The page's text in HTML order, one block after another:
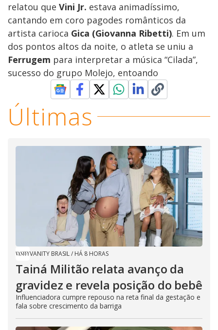
relatou que Vini Jr. estava animadíssimo,
cantando em coro pagodes românticos da
artista carioca Gica (Giovanna Ribetti). Em um
dos pontos altos da noite, o atleta se uniu a
Ferrugem para interpretar a música “Cilada”,
sucesso do grupo Molejo, entoando
Últimas
VANITY BRASIL/ HÁ 8 HORAS
Tainá Militão relata avanço da
gravidez e revela posição do bebê
Influenciadora cumpre repouso na reta final da gestação e
fala sobre crescimento da barriga